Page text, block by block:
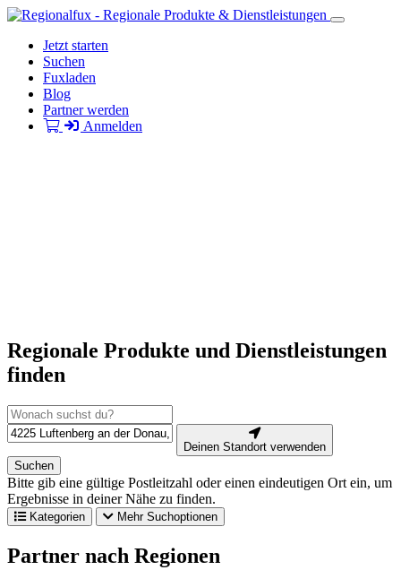
Jetzt starten
Suchen
Fuxladen
Blog
Partner werden
Anmelden
Regionale Produkte und Dienstleistungen
finden
Deinen Standort verwenden
Suchen
Bitte gib eine gültige Postleitzahl oder einen eindeutigen Ort ein, um
Ergebnisse in deiner Nähe zu finden.
Kategorien Mehr Suchoptionen
Partner nach Regionen